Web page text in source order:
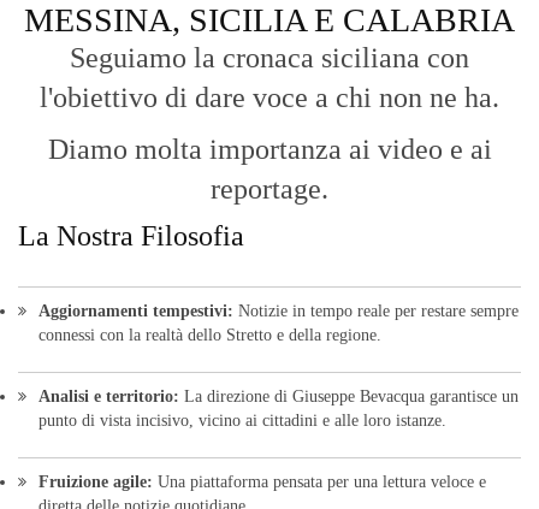
MESSINA, SICILIA E CALABRIA
Seguiamo la cronaca siciliana con
l'obiettivo di dare voce a chi non ne ha.
Diamo molta importanza ai video e ai
reportage.
La Nostra Filosofia
Aggiornamenti tempestivi: Notizie in tempo reale per restare sempre
connessi con la realtà dello Stretto e della regione.
Analisi e territorio: La direzione di Giuseppe Bevacqua garantisce un
punto di vista incisivo, vicino ai cittadini e alle loro istanze.
Fruizione agile: Una piattaforma pensata per una lettura veloce e